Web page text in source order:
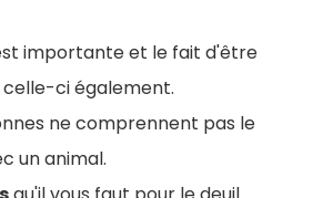
importante et le fait d'être
ci également.
ne comprennent pas le
un animal.